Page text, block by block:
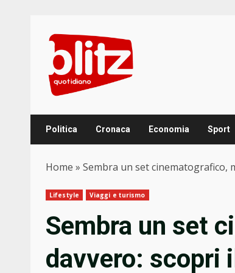
content
Politica Cronaca Economia Sport
Home » Sembra un set cinematografico,
Lifestyle Viaggi e turismo
Sembra un set
davvero: scopri